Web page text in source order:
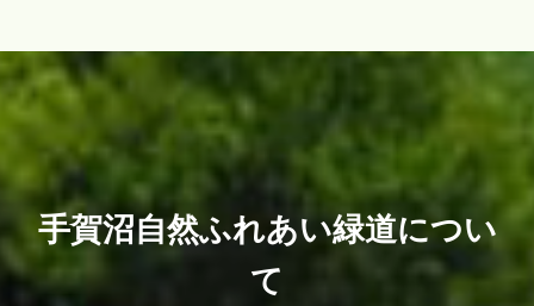
手賀沼自然ふれあい緑道につい
て